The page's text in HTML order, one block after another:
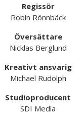
Regissör
Robin Rönnbäck
Översättare
Nicklas Berglund
Kreativt ansvarig
Michael Rudolph
Studioproducent
SDI Media